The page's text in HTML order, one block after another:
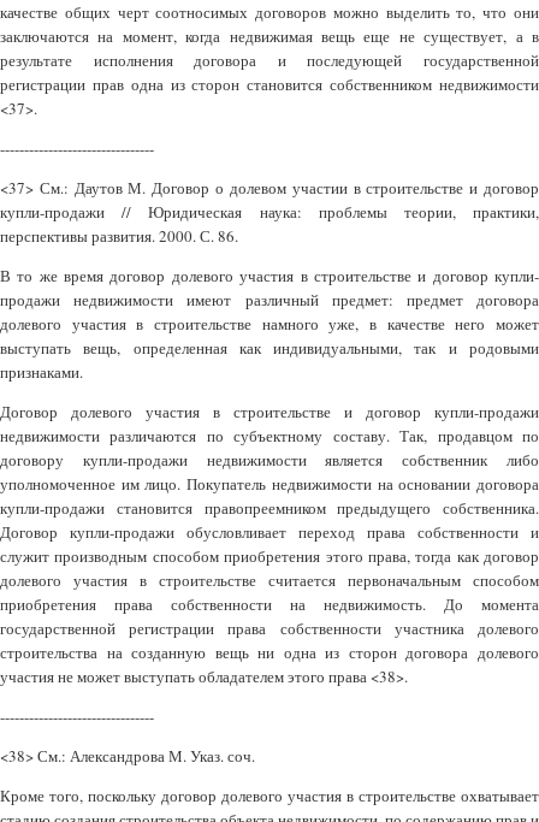
качестве общих черт соотносимых договоров можно выделить то, что они
заключаются на момент, когда недвижимая вещь еще не существует, а в
результате исполнения договора и последующей государственной
регистрации прав одна из сторон становится собственником недвижимости
<37>.
--------------------------------
<37> См.: Даутов М. Договор о долевом участии в строительстве и договор
купли-продажи // Юридическая наука: проблемы теории, практики,
перспективы развития. 2000. С. 86.
В то же время договор долевого участия в строительстве и договор купли-
продажи недвижимости имеют различный предмет: предмет договора
долевого участия в строительстве намного уже, в качестве него может
выступать вещь, определенная как индивидуальными, так и родовыми
признаками.
Договор долевого участия в строительстве и договор купли-продажи
недвижимости различаются по субъектному составу. Так, продавцом по
договору купли-продажи недвижимости является собственник либо
уполномоченное им лицо. Покупатель недвижимости на основании договора
купли-продажи становится правопреемником предыдущего собственника.
Договор купли-продажи обусловливает переход права собственности и
служит производным способом приобретения этого права, тогда как договор
долевого участия в строительстве считается первоначальным способом
приобретения права собственности на недвижимость. До момента
государственной регистрации права собственности участника долевого
строительства на созданную вещь ни одна из сторон договора долевого
участия не может выступать обладателем этого права <38>.
--------------------------------
<38> См.: Александрова М. Указ. соч.
Кроме того, поскольку договор долевого участия в строительстве охватывает